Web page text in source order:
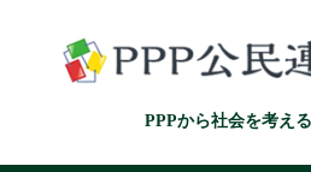
PPPから社会を考え